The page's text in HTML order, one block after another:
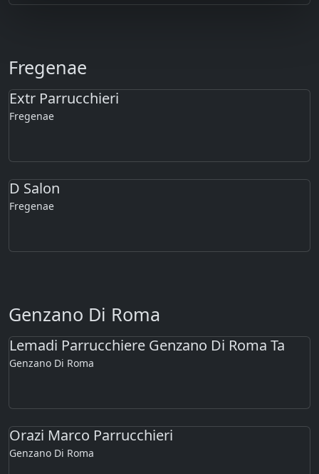
Fregenae
Extr Parrucchieri
Fregenae
D Salon
Fregenae
Genzano Di Roma
Lemadi Parrucchiere Genzano Di Roma Ta
Genzano Di Roma
Orazi Marco Parrucchieri
Genzano Di Roma